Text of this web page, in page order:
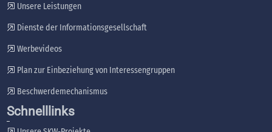
Unsere Leistungen
Dienste der Informationsgesellschaft
Werbevideos
Plan zur Einbeziehung von Interessengruppen
Beschwerdemechanismus
Schnelllinks